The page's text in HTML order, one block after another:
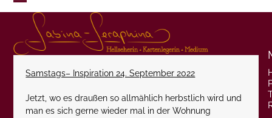
Skip
Open
mobile
menu
Close
mobile
menu
Samstags– Inspiration 24. September 2022
Jetzt, wo es draußen so allmählich herbstlich wird und
man es sich gerne wieder mal in der Wohnung